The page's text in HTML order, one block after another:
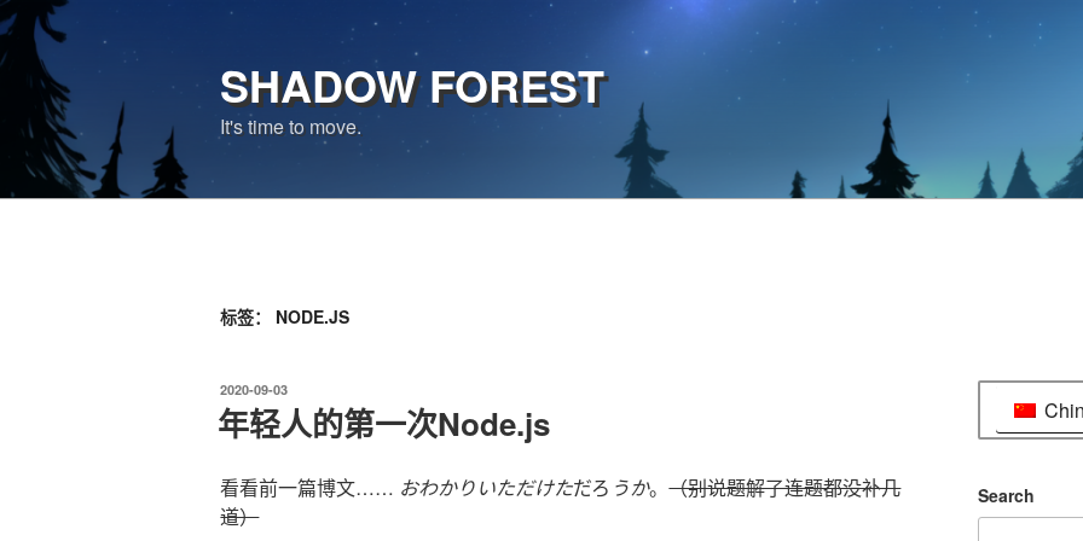
跳
至
内
SHADOW FOREST
It's time to move.
标签： NODE.JS
发
布
于
2020-09-03
年轻人的第一次Node.js
看看前一篇博文…… おわかりいただけただろ うか。（别说题解了连题都没补几
道）
Search